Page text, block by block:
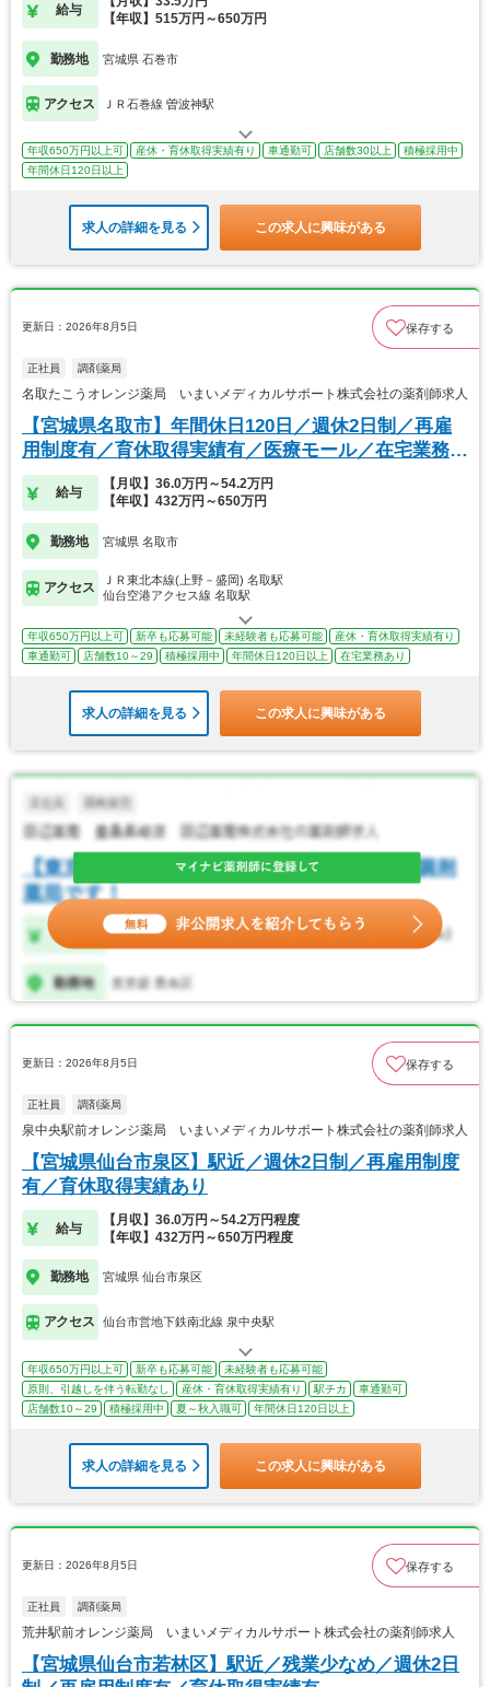
給与
【年収】515万円～650万円
勤務地 宮城県 石巻市
アクセス ＪＲ石巻線 曽波神駅
年収650万円以上可 産休・育休取得実績有り 車通勤可 店舗数30以上
積極採用中
年間休日120日以上
求人の詳細を見る この求人に興味がある
更新日：2026年8月5日 保存する
正社員 調剤薬局
名取たこうオレンジ薬局 いまいメディカルサポート株式会社の薬剤師求人
【宮城県名取市】年間休日120日／週休2日制／再雇
用制度有／育休取得実績有／医療モール／在宅業務あ
り
給与
【月収】36.0万円～54.2万円
【年収】432万円～650万円
勤務地 宮城県 名取市
アクセス
ＪＲ東北本線(上野－盛岡) 名取駅
仙台空港アクセス線 名取駅
年収650万円以上可 新卒も応募可能 未経験者も応募可能
産休・育休取得実績有り
車通勤可
店舗数10～29 積極採用中 年間休日120日以上 在宅業務あり
求人の詳細を見る この求人に興味がある
更新日：2026年8月5日 保存する
正社員 調剤薬局
泉中央駅前オレンジ薬局 いまいメディカルサポート株式会社の薬剤師求人
【宮城県仙台市泉区】駅近／週休2日制／再雇用制度
有／育休取得実績あり
給与
【月収】36.0万円～54.2万円程度
【年収】432万円～650万円程度
勤務地 宮城県 仙台市泉区
アクセス 仙台市営地下鉄南北線 泉中央駅
年収650万円以上可 新卒も応募可能
未経験者も応募可能
原則、引越しを伴う転勤なし
産休・育休取得実績有り 駅チカ
車通勤可
店舗数10～29
積極採用中 夏～秋入職可 年間休日120日以上
求人の詳細を見る この求人に興味がある
更新日：2026年8月5日 保存する
正社員 調剤薬局
荒井駅前オレンジ薬局 いまいメディカルサポート株式会社の薬剤師求人
【宮城県仙台市若林区】駅近／残業少なめ／週休2日